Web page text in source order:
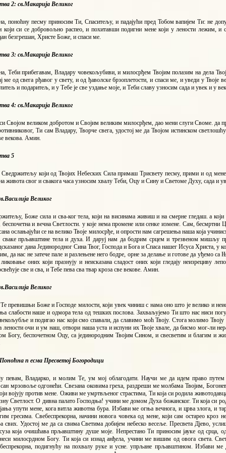
2: св.Макарија Великог
поноћну песму приносим Ти, Спаситељу, и падајући пред Тобом вапијем Ти: не
који си се добровољно распео, и похитавши подигни мене који у лености лежим,
безгрешан, Христе Боже, и спаси ме.
3: св.Макарија Великог
Теби прибегавам, Владару човекољубиви, и милосрђем Твојим полазим на дела
ме од свега рђавог у свету, и од ђаволске брзоплетости, и спаси ме, и уведи у
и подаритељ, и у Тебе је све уздање моје, и Теби славу узносим сада и увек и у
4: св.Макарија Великог
си Својом великом добротом и Својим великим милосрђем, дао мени слуги Своме. да
Ти сам Владару, Творче свега, удостој ме да Твојом истинском
векова. Амин.
5
који од Твојих Небеских Сила примаш Трисвету песму, прими и од
живота свог и свакога часа узносим хвалу Теби, Оцу и Сину и Светоме Духу, сада и
Великог
Боже сила и сва-ког тела, који на висинама живиш и на смерне гледаш. а
беспочетна и вечна Светлости. у које нема промене или сенке измене. Сам,
ослањајући се на велико Твоје милосрђе, и опрости нам сагрешења наша која
сваке прљавштине тела и духа. И даруј нам да бодрим срцем и трезвеном мишљу
дана Јединородног Сина Твог, Господа и Бога и Спаса нашег Исуса Христа, у
да нас не затече пале и разлењене него бодре, орне за делање и готове да уђемо
ликовање оних који празнују и неисказана сладост оних који гледају неизрециву
све и сва, и Тебе пева сва твар кроза све векове. Амин.
Великог
превишњи Боже и Господе милости, који увек чиниш с нама оно што је велико и
слабости наше и одмора тела од тешких послова. Захваљујемо Ти што нас ниси
и подигао нас који смо спавали, да славимо моћ Твоју. Стога молимо
лености очи и ум наш, отвори наша уста и испуни их Твоје хвале, да бисмо мог-ли
Богу, беспочетном Оцу, са јединородним Твојим Сином, и свесветим и благим и
п есма Пресветој Богородици
певам, Владарко, и молим Те, ум мој облагодати. Научи ме да идем право
мрзовоље одгонећи. Свезана оковима греха, раздреши ме молбама Твојим,
војују против мене. Оживи ме умртвљеног страстима, Ти која си родила
Светлост. О дивна палато Господња! учини ме домом Духа божанског. Ти која си
упути мене, кога витла животна бура. Избави ме огња вечнога, и црва злога, и
гресима. Свебеспрекорна, начини новога човека од мене, који сам остарео
свих. Удостој ме да са свима Светима добијем небеско весеље. Пресвета Дјево,
која очишћава прљавштину душе моје. Непрестано Ти приносим јауке од
милосрдном Богу. Ти која си изнад анђела, учини ме вишим од овога света.
подигнућу на похвалу руке и усне. упрљане прљавштином. Избави